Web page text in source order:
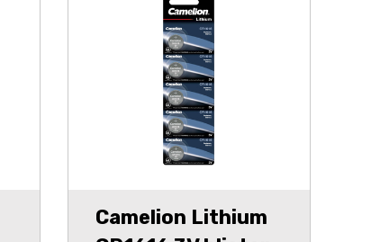
Camelion Lithium